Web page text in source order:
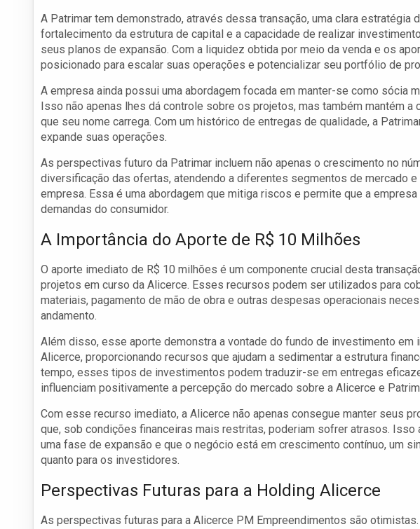
A Patrimar tem demonstrado, através dessa transação, uma clara estratégia
fortalecimento da estrutura de capital e a capacidade de realizar
seus planos de expansão. Com a liquidez obtida por meio da venda e os
posicionado para escalar suas operações e potencializar seu portfólio de
A empresa ainda possui uma abordagem focada em manter-se como sócia
Isso não apenas lhes dá controle sobre os projetos, mas também mantém a
que seu nome carrega. Com um histórico de entregas de qualidade, a
expande suas operações.
As perspectivas futuro da Patrimar incluem não apenas o crescimento no
diversificação das ofertas, atendendo a diferentes segmentos de mercado
empresa. Essa é uma abordagem que mitiga riscos e permite que a
demandas do consumidor.
A Importância do Aporte de R$ 10 Milhões
O aporte imediato de R$ 10 milhões é um componente crucial desta
projetos em curso da Alicerce. Esses recursos podem ser utilizados para
materiais, pagamento de mão de obra e outras despesas operacionais
andamento.
Além disso, esse aporte demonstra a vontade do fundo de investimento em
Alicerce, proporcionando recursos que ajudam a sedimentar a estrutura
tempo, esses tipos de investimentos podem traduzir-se em entregas
influenciam positivamente a percepção do mercado sobre a Alicerce e
Com esse recurso imediato, a Alicerce não apenas consegue manter seus
que, sob condições financeiras mais restritas, poderiam sofrer atrasos. Isso
uma fase de expansão e que o negócio está em crescimento contínuo, um
quanto para os investidores.
Perspectivas Futuras para a Holding Alicerce
As perspectivas futuras para a Alicerce PM Empreendimentos são